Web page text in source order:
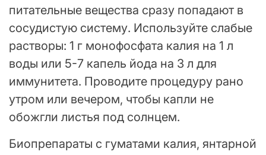
питательные вещества сразу попадают в
сосудистую систему. Используйте слабые
растворы: 1 г монофосфата калия на 1 л
воды или 5-7 капель йода на 3 л для
иммунитета. Проводите процедуру рано
утром или вечером, чтобы капли не
обожгли листья под солнцем.
Биопрепараты с гуматами калия, янтарной